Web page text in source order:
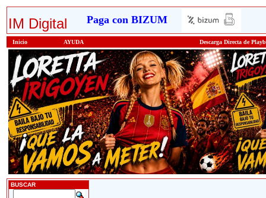
IM Digital Paga con BIZUM
Inicio AYUDA Descarga Directa de
BUSCAR